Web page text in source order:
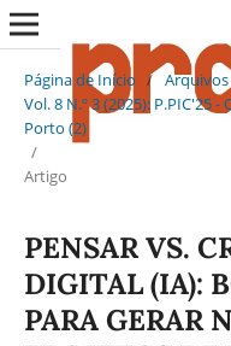
Página de Início / Arquivos
Vol. 8 N.º 3 (2025): P.PIC'25
Porto (2)
/
Artigo
PENSAR VS.
DIGITAL (IA):
PARA GERAR